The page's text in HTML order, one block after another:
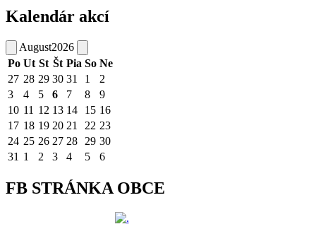
Kalendár akcí
August2026
Po Ut St Št Pia So Ne
27 28 29 30 31 1
2
3
4 5 6 7 8
9
10 11 12 13 14 15 16
17 18 19 20 21 22 23
24 25 26 27 28 29 30
31 1 2 3 4 5 6
FB STRÁNKA OBCE